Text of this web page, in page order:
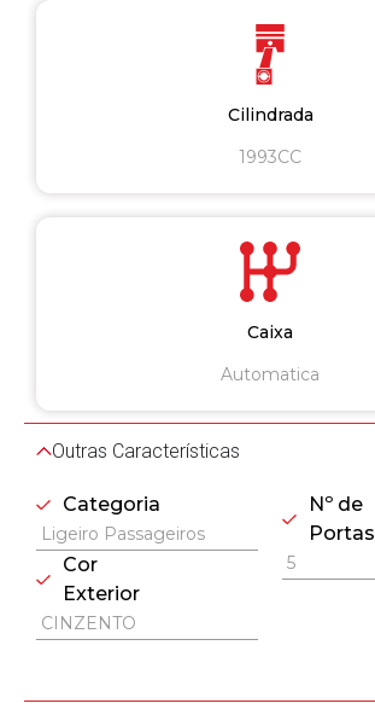
Cilindrada
1993CC
Caixa
Automatica
Outras Características
Categoria
Ligeiro Passageiros
Cor
Exterior
CINZENTO
Nº de
Portas
5